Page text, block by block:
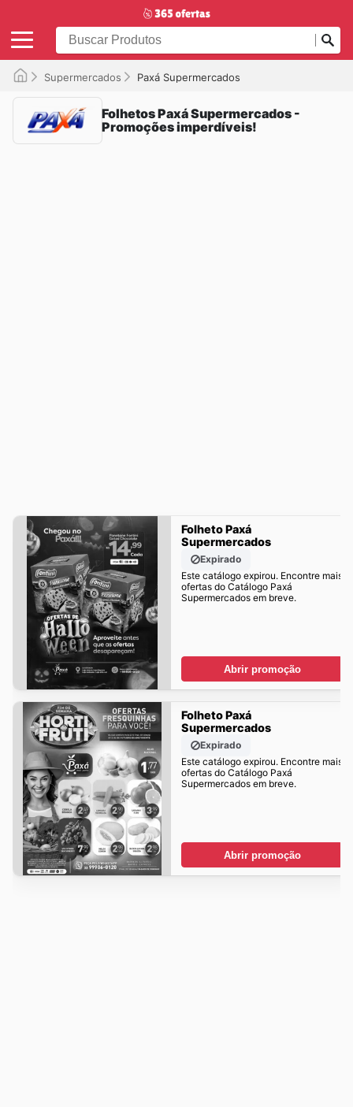
Supermercados Paxá Supermercados
Folhetos Paxá Supermercados -
Promoções imperdíveis!
Folheto Paxá
Supermercados
Expirado
Este catálogo expirou. Encontre mais
ofertas do Catálogo Paxá
Supermercados em breve.
Abrir promoção
Folheto Paxá
Supermercados
Expirado
Este catálogo expirou. Encontre mais
ofertas do Catálogo Paxá
Supermercados em breve.
Abrir promoção